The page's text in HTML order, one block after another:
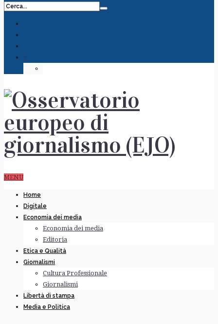
+
MENU
Home
Digitale
Economia dei media
Economia dei media
Editoria
Etica e Qualità
Giornalismi
Cultura Professionale
Giornalismi
Libertà di stampa
Media e Politica